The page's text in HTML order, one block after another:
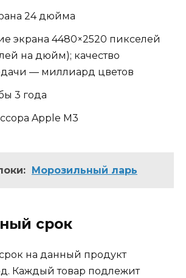
24 дюйма
экрана 4480×2520 пикселей
на дюйм); качество
— миллиард цветов
3 года
Apple M3
Морозильный ларь
срок
на данный продукт
Каждый товар подлежит